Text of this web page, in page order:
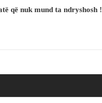
që nuk mund ta ndryshosh !